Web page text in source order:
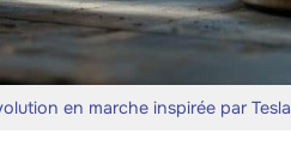
en marche inspirée par Tesla